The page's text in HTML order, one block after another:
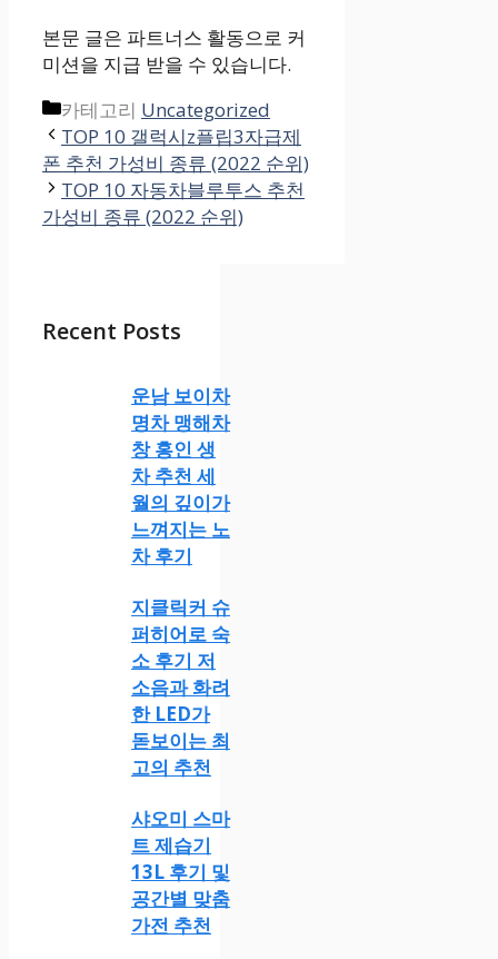
본문 글은 파트너스 활동으로 커
미션을 지급 받을 수 있습니다.
카테고리 Uncategorized
TOP 10 갤럭시z플립3자급제
폰 추천 가성비 종류 (2022 순위)
TOP 10 자동차블루투스 추천
가성비 종류 (2022 순위)
Recent Posts
운남 보이차
명차 맹해차
창 홍인 생
차 추천 세
월의 깊이가
느껴지는 노
차 후기
지클릭커 슈
퍼히어로 숙
소 후기 저
소음과 화려
한 LED가
돋보이는 최
고의 추천
샤오미 스마
트 제습기
13L 후기 및
공간별 맞춤
가전 추천